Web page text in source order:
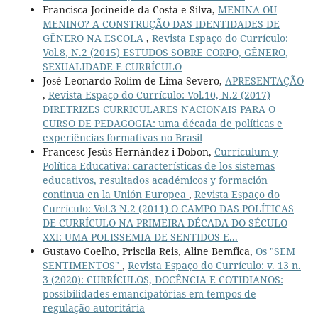
Francisca Jocineide da Costa e Silva, MENINA OU
MENINO? A CONSTRUÇÃO DAS IDENTIDADES DE
GÊNERO NA ESCOLA , Revista Espaço do Currículo:
Vol.8, N.2 (2015) ESTUDOS SOBRE CORPO, GÊNERO,
SEXUALIDADE E CURRÍCULO
José Leonardo Rolim de Lima Severo, APRESENTAÇÃO
, Revista Espaço do Currículo: Vol.10, N.2 (2017)
DIRETRIZES CURRICULARES NACIONAIS PARA O
CURSO DE PEDAGOGIA: uma década de políticas e
experiências formativas no Brasil
Francesc Jesús Hernàndez i Dobon, Currículum y
Política Educativa: características de los sistemas
educativos, resultados académicos y formación
continua en la Unión Europea , Revista Espaço do
Currículo: Vol.3 N.2 (2011) O CAMPO DAS POLÍTICAS
DE CURRÍCULO NA PRIMEIRA DÉCADA DO SÉCULO
XXI: UMA POLISSEMIA DE SENTIDOS E...
Gustavo Coelho, Priscila Reis, Aline Bemfica, Os "SEM
SENTIMENTOS" , Revista Espaço do Currículo: v. 13 n.
3 (2020): CURRÍCULOS, DOCÊNCIA E COTIDIANOS:
possibilidades emancipatórias em tempos de
regulação autoritária